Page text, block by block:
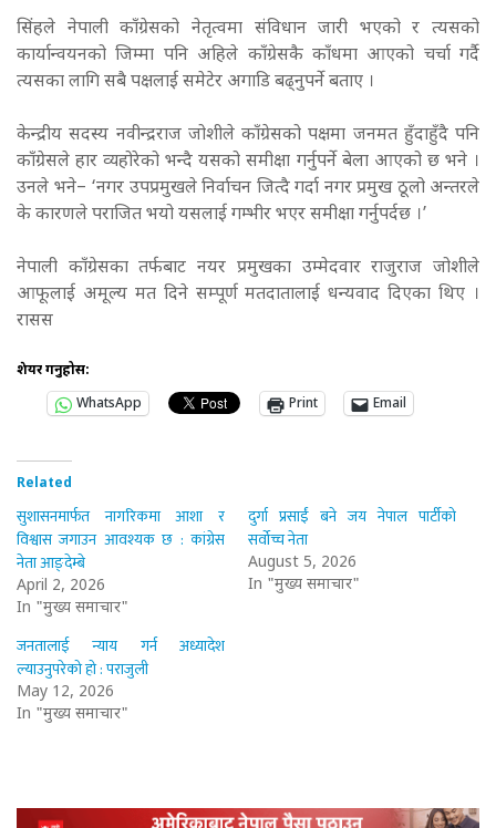
सिंहले नेपाली काँग्रेसको नेतृत्वमा संविधान जारी भएको र त्यसको
कार्यान्वयनको जिम्मा पनि अहिले काँग्रेसकै काँधमा आएको चर्चा गर्दै
त्यसका लागि सबै पक्षलाई समेटेर अगाडि बढ्नुपर्ने बताए ।
केन्द्रीय सदस्य नवीन्द्रराज जोशीले काँग्रेसको पक्षमा जनमत हुँदाहुँदै पनि
काँग्रेसले हार व्यहोरेको भन्दै यसको समीक्षा गर्नुपर्ने बेला आएको छ भने।
उनले भने– ‘नगर उपप्रमुखले निर्वाचन जित्दै गर्दा नगर प्रमुख ठूलो अन्तरले
के कारणले पराजित भयो यसलाई गम्भीर भएर समीक्षा गर्नुपर्दछ ।’
नेपाली काँग्रेसका तर्फबाट नयर प्रमुखका उम्मेदवार राजुराज जोशीले
आफूलाई अमूल्य मत दिने सम्पूर्ण मतदातालाई धन्यवाद दिएका थिए ।
रासस
शेयर गर्नुहोस:
WhatsApp
Print Email
Related
सुशासनमार्फत नागरिकमा आशा र
विश्वास जगाउन आवश्यक छ : कांग्रेस
नेता आङ्देम्बे
April 2, 2026
In "मुख्य समाचार"
दुर्गा प्रसाईं बने जय नेपाल पार्टीको
सर्वोच्च नेता
August 5, 2026
In "मुख्य समाचार"
जनतालाई न्याय गर्न अध्यादेश
ल्याउनुपरेको हो : पराजुली
May 12, 2026
In "मुख्य समाचार"